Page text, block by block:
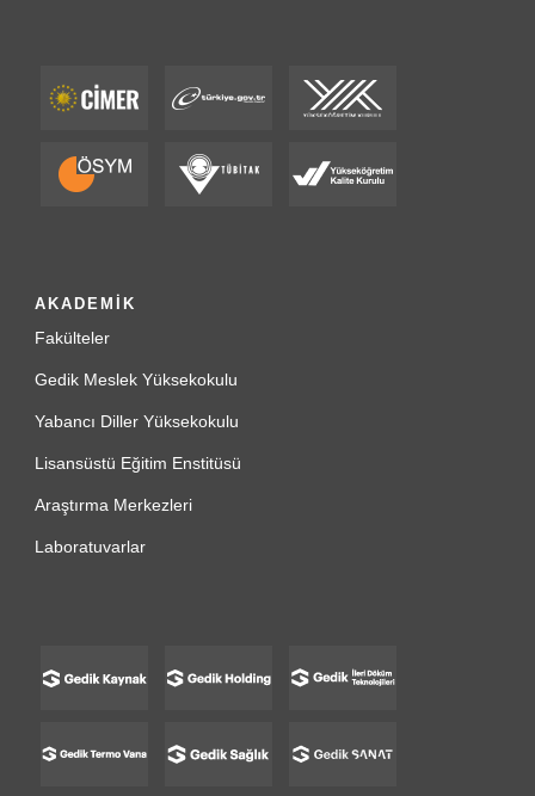
AKADEMİK
Fakülteler
Gedik Meslek Yüksekokulu
Yabancı Diller Yüksekokulu
Lisansüstü Eğitim Enstitüsü
Araştırma Merkezleri
Laboratuvarlar